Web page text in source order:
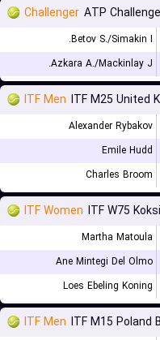
Challenger ATP
Betov S./Simakin I.
Azkara A./Mackinlay J.
ITF Men ITF M25 United
Alexander Rybakov
Emile Hudd
Charles Broom
ITF Women ITF W75
Martha Matoula
Ane Mintegi Del Olmo
Loes Ebeling Koning
ITF Men ITF M15 Poland